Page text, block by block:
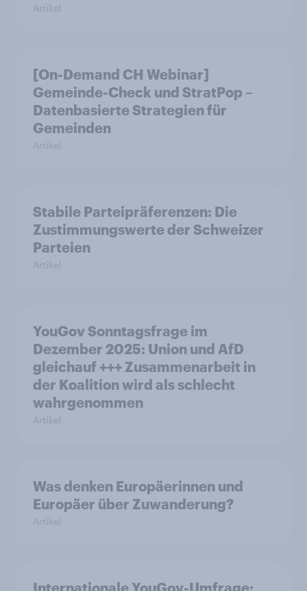
Artikel
[On-Demand CH Webinar]
Gemeinde-Check und StratPop –
Datenbasierte Strategien für
Gemeinden
Artikel
Stabile Parteipräferenzen: Die
Zustimmungswerte der Schweizer
Parteien
Artikel
YouGov Sonntagsfrage im
Dezember 2025: Union und AfD
gleichauf +++ Zusammenarbeit in
der Koalition wird als schlecht
wahrgenommen
Artikel
Was denken Europäerinnen und
Europäer über Zuwanderung?
Artikel